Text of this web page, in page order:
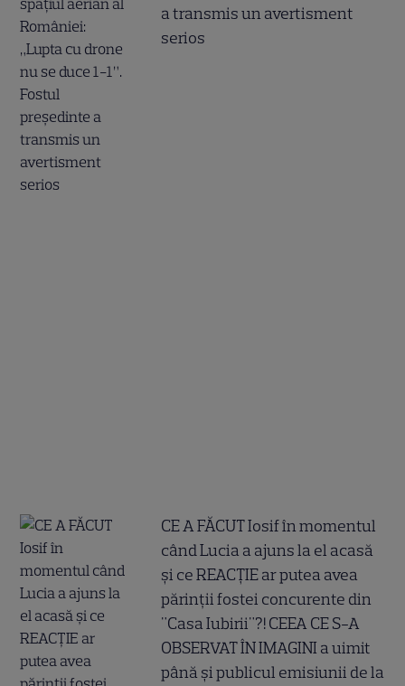
a transmis un avertisment
serios
CE A FĂCUT Iosif în momentul
când Lucia a ajuns la el acasă
și ce REACȚIE ar putea avea
părinții fostei concurente din
"Casa Iubirii"?! CEEA CE S-A
OBSERVAT ÎN IMAGINI a uimit
până și publicul emisiunii de la